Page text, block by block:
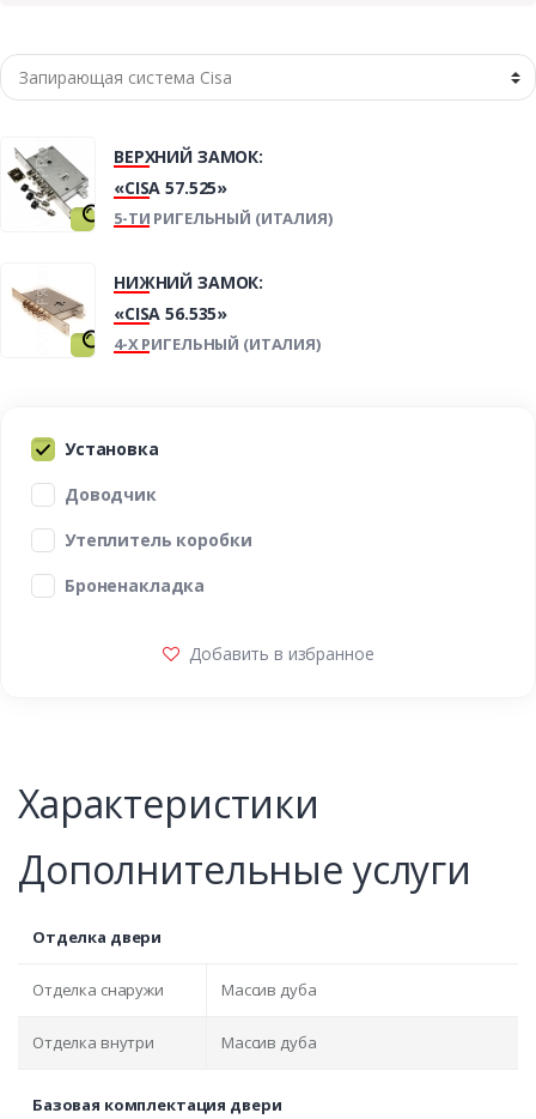
ВЕРХНИЙ ЗАМОК:
«CISA 57.525»
5-ТИ РИГЕЛЬНЫЙ (ИТАЛИЯ)
НИЖНИЙ ЗАМОК:
«CISA 56.535»
4-Х РИГЕЛЬНЫЙ (ИТАЛИЯ)
Установка
Доводчик
Утеплитель коробки
Броненакладка
Добавить в избранное
Характеристики
Дополнительные услуги
Отделка двери
Отделка снаружи Массив дуба
Отделка внутри Массив дуба
Базовая комплектация двери